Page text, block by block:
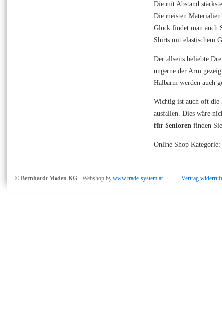
Die mit Abstand
Die meisten
Glück findet man auch
Shirts mit elastischem
Der allseits beliebte
ungerne der Arm
Halbarm werden auch
Wichtig ist auch oft die
ausfallen. Dies wäre
für Senioren finden
Online Shop
© Bernhardt Moden KG - Webshop by www.trade-system.at Vertrag